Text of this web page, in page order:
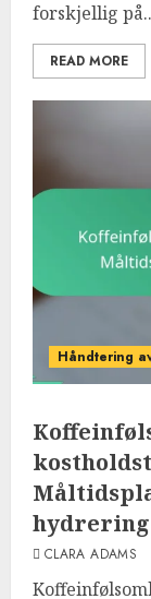
forskjellig
READ MORE
Håndtering
hydrering
CLARA ADAMS